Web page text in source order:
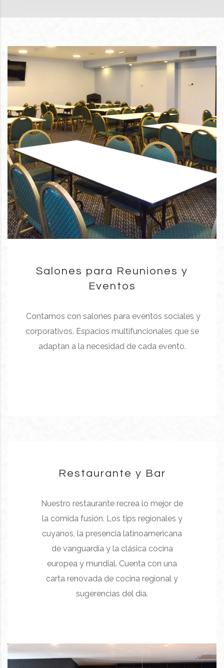
Salones para Reuniones y
Eventos
Contamos con salones para eventos sociales y
corporativos. Espacios multifuncionales que se
adaptan a la necesidad de cada evento.
Restaurante y Bar
Nuestro restaurante recrea lo mejor de
la comida fusión. Los tips regionales y
cuyanos, la presencia latinoamericana
de vanguardia y la clásica cocina
europea y mundial. Cuenta con una
carta renovada de cocina regional y
sugerencias del día.